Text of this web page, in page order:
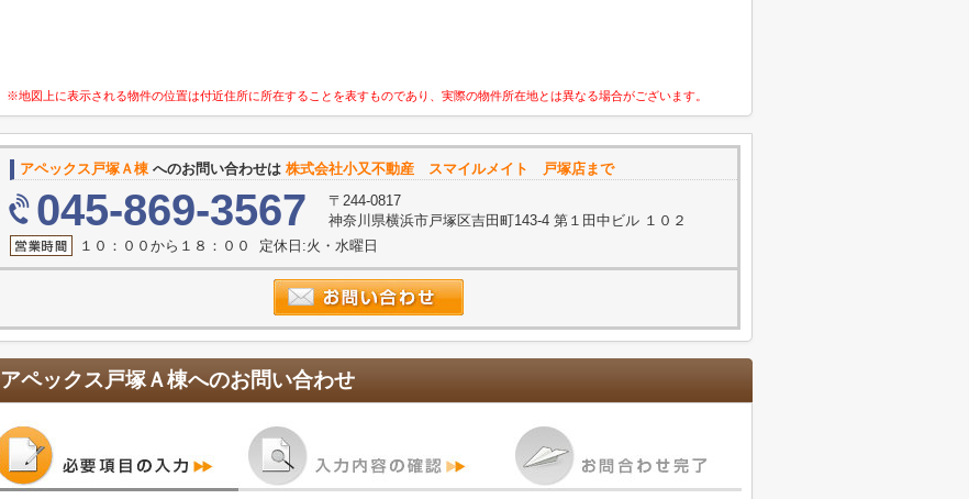
※地図上に表示される物件の位置は付近住所に所在することを表すものであり、実際の物件所在地とは異なる場合がございます。
アペックス戸塚Ａ棟 へのお問い合わせは 株式会社小又不動産 スマイルメイト 戸塚店まで
045-869-3567
〒244-0817
神奈川県横浜市戸塚区吉田町143-4 第１田中ビル １０２
１０：００から１８：００ 定休日:火・水曜日
アペックス戸塚Ａ棟へのお問い合わせ